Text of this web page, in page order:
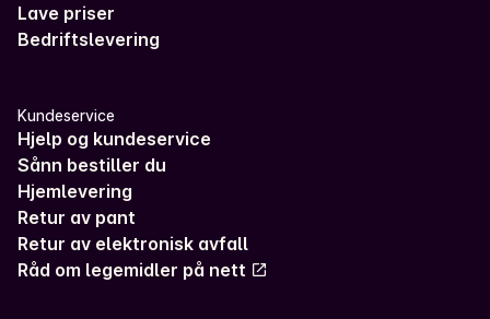
Lave priser
Bedriftslevering
Kundeservice
Hjelp og kundeservice
Sånn bestiller du
Hjemlevering
Retur av pant
Retur av elektronisk avfall
Råd om legemidler på nett